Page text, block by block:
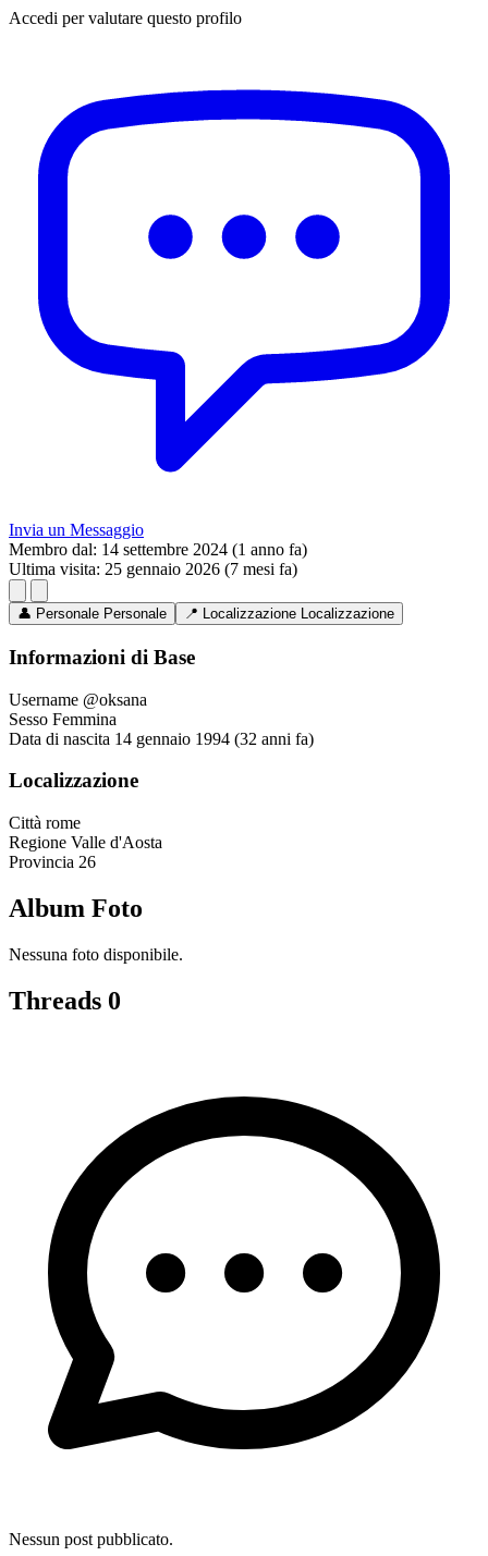
Accedi per valutare questo profilo
Invia un Messaggio
Membro dal: 14 settembre 2024 (1 anno fa)
Ultima visita: 25 gennaio 2026 (7 mesi fa)
👤 Personale Personale 📍 Localizzazione Localizzazione
Informazioni di Base
Username @oksana
Sesso Femmina
Data di nascita 14 gennaio 1994 (32 anni fa)
Localizzazione
Città rome
Regione Valle d'Aosta
Provincia 26
Album Foto
Nessuna foto disponibile.
Threads 0
Nessun post pubblicato.